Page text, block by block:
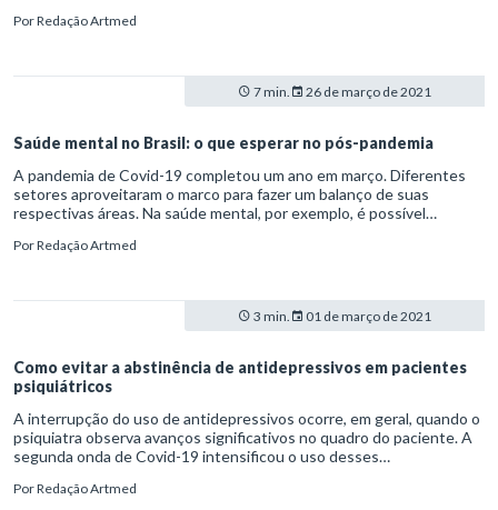
trabalho. Logo, é comum entre o público feminino haver sobrecarga
PorRedação Artmed
7 min. 26 de março de 2021
Saúde mental no Brasil: o que esperar no pós-pandemia
A pandemia de Covid-19 completou um ano em março. Diferentes
setores aproveitaram o marco para fazer um balanço de suas
respectivas áreas. Na saúde mental, por exemplo, é possível
depressão e burnout – especialmente entre profissionais da linha
PorRedação Artmed
3 min. 01 de março de 2021
Como evitar a abstinência de antidepressivos em pacientes
psiquiátricos
A interrupção do uso de antidepressivos ocorre, em geral, quando o
psiquiatra observa avanços significativos no quadro do paciente. A
segunda onda de Covid-19 intensificou o uso desses
ao tratamento venham sendo afetados pelo distanciamento social.
PorRedação Artmed